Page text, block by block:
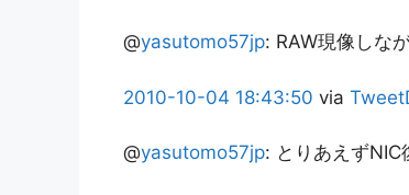
@yasutomo57jp: RAW現像しな
2010-10-04 18:43:50 via
@yasutomo57jp: とりあえず